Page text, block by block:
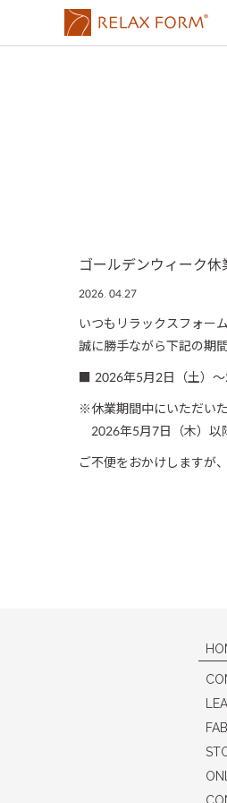
ゴールデンウィーク休
2026. 04.27
いつもリラックスフォー
誠に勝手ながら下記の期
■ 2026年5月2日（土）
※休業期間中にいただい
2026年5月7日（木）以
ご不便をおかけしますが